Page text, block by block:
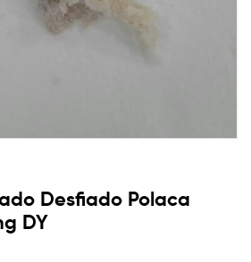
Desfiado Polaca
DY